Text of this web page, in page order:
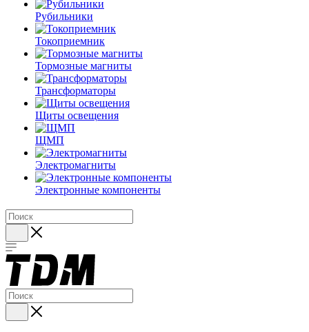
Рубильники
Токоприемник
Тормозные магниты
Трансформаторы
Щиты освещения
ЩМП
Электромагниты
Электронные компоненты